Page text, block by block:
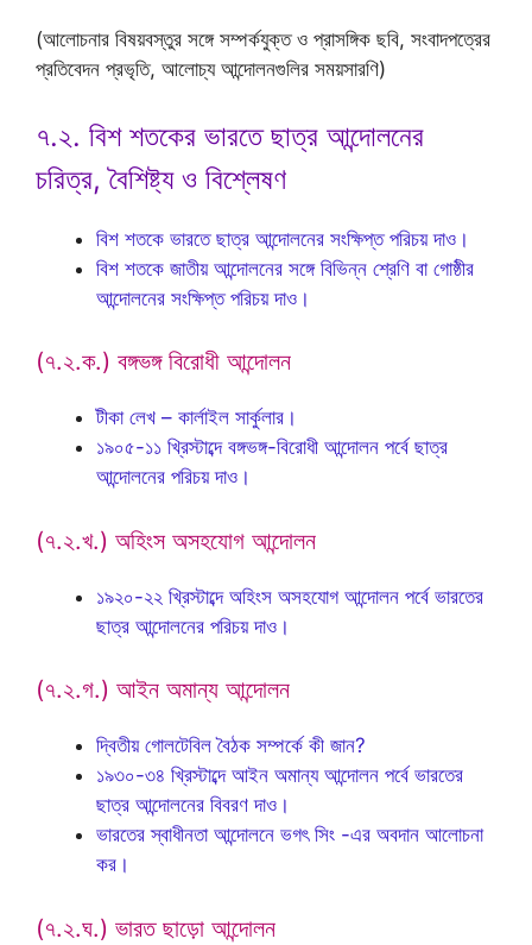
(আলোচনার বিষয়বস্তুর সঙ্গে সম্পর্কযুক্ত ও প্রাসঙ্গিক ছবি, সংবাদপত্রের
প্রতিবেদন প্রভৃতি, আলোচ্য আন্দোলনগুলির সময়সারণি)
৭.২. বিশ শতকের ভারতে ছাত্র আন্দোলনের
চরিত্র, বৈশিষ্ট্য ও বিশ্লেষণ
বিশ শতকে ভারতে ছাত্র আন্দোলনের সংক্ষিপ্ত পরিচয় দাও।
বিশ শতকে জাতীয় আন্দোলনের সঙ্গে বিভিন্ন শ্রেণি বা গোষ্ঠীর
আন্দোলনের সংক্ষিপ্ত পরিচয় দাও।
(৭.২.ক.) বঙ্গভঙ্গ বিরোধী আন্দোলন
টীকা লেখ – কার্লাইল সার্কুলার।
১৯০৫-১১ খ্রিস্টাব্দে বঙ্গভঙ্গ-বিরোধী আন্দোলন পর্বে ছাত্র
আন্দোলনের পরিচয় দাও।
(৭.২.খ.) অহিংস অসহযোগ আন্দোলন
১৯২০-২২ খ্রিস্টাব্দে অহিংস অসহযোগ আন্দোলন পর্বে ভারতের
ছাত্র আন্দোলনের পরিচয় দাও।
(৭.২.গ.) আইন অমান্য আন্দোলন
দ্বিতীয় গোলটেবিল বৈঠক সম্পর্কে কী জান?
১৯৩০-৩৪ খ্রিস্টাব্দে আইন অমান্য আন্দোলন পর্বে ভারতের
ছাত্র আন্দোলনের বিবরণ দাও।
ভারতের স্বাধীনতা আন্দোলনে ভগৎ সিং -এর অবদান আলোচনা
কর।
(৭.২.ঘ.) ভারত ছাড়ো আন্দোলন